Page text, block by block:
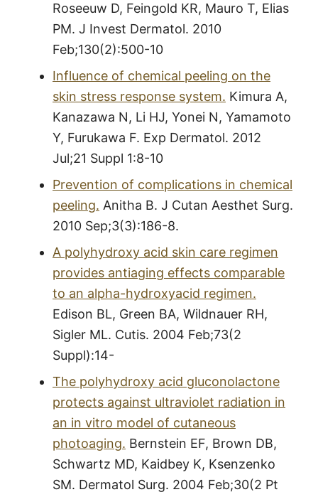
Roseeuw D, Feingold KR, Mauro T, Elias
PM. J Invest Dermatol. 2010
Feb;130(2):500-10
Influence of chemical peeling on the
skin stress response system. Kimura A,
Kanazawa N, Li HJ, Yonei N, Yamamoto
Y, Furukawa F. Exp Dermatol. 2012
Jul;21 Suppl 1:8-10
Prevention of complications in chemical
peeling. Anitha B. J Cutan Aesthet Surg.
2010 Sep;3(3):186-8.
A polyhydroxy acid skin care regimen
provides antiaging effects comparable
to an alpha-hydroxyacid regimen.
Edison BL, Green BA, Wildnauer RH,
Sigler ML. Cutis. 2004 Feb;73(2
Suppl):14-
The polyhydroxy acid gluconolactone
protects against ultraviolet radiation in
an in vitro model of cutaneous
photoaging. Bernstein EF, Brown DB,
Schwartz MD, Kaidbey K, Ksenzenko
SM. Dermatol Surg. 2004 Feb;30(2 Pt